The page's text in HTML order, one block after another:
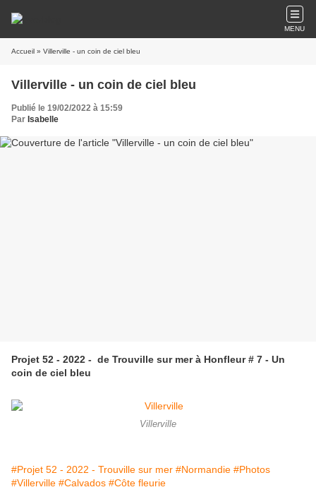
MENU
Accueil » Villerville - un coin de ciel bleu
Villerville - un coin de ciel bleu
Publié le 19/02/2022 à 15:59
Par Isabelle
Projet 52 - 2022 - de Trouville sur mer à Honfleur # 7 - Un
coin de ciel bleu
Villerville
#Projet 52 - 2022 - Trouville sur mer #Normandie #Photos
#Villerville #Calvados #Côte fleurie